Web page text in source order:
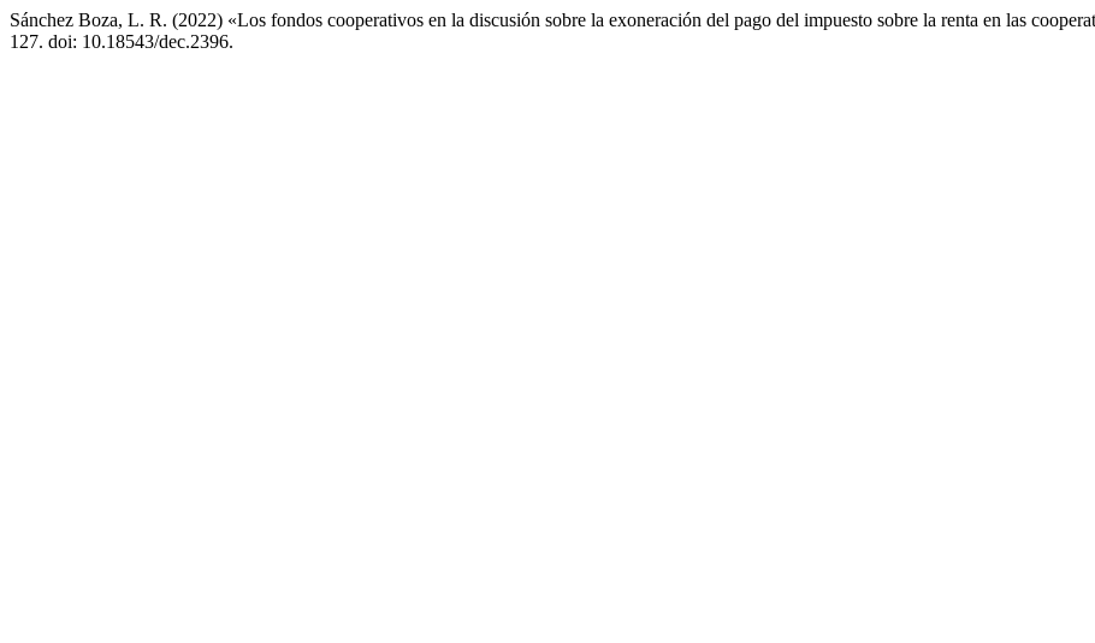
Sánchez Boza, L. R. (2022) «Los fondos cooperativos en la discusión sobre la exoneración del pago del impuesto sobre la renta en las
127. doi: 10.18543/dec.2396.